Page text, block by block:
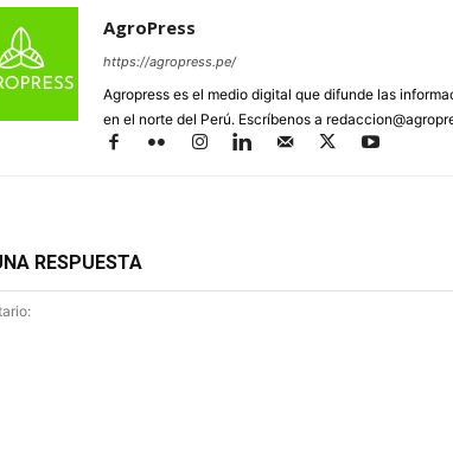
AgroPress
https://agropress.pe/
Agropress es el medio digital que difunde las
en el norte del Perú. Escríbenos a
RESPUESTA